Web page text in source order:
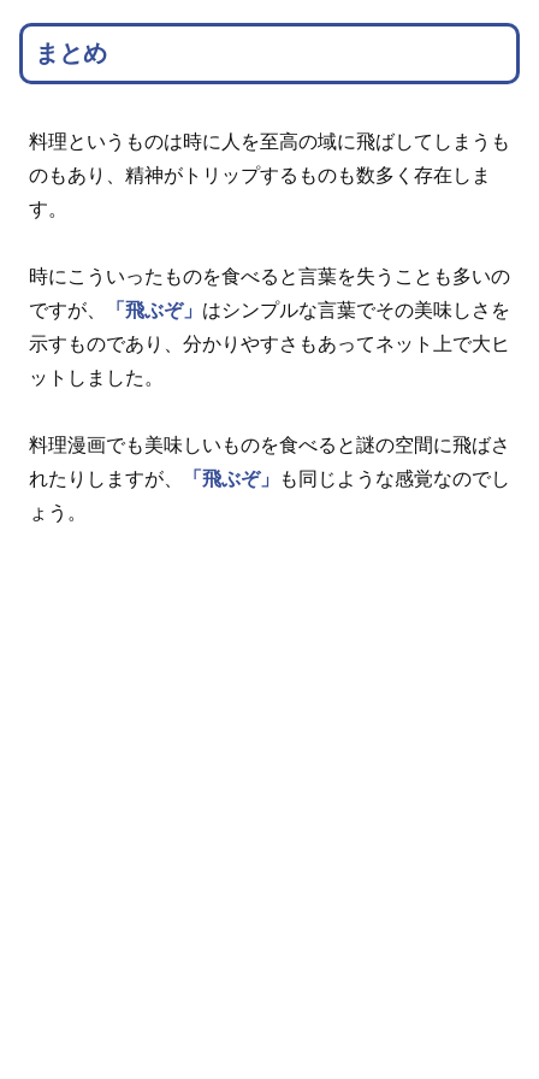
まとめ
料理というものは時に人を至高の域に飛ばしてしまうも
のもあり、精神がトリップするものも数多く存在しま
す。
時にこういったものを食べると言葉を失うことも多いの
ですが、
「飛ぶぞ」 はシンプルな言葉でその美味しさを
示すものであり、分かりやすさもあってネット上で大ヒ
ットしました。
料理漫画でも美味しいものを食べると謎の空間に飛ばさ
れたりしますが、
「飛ぶぞ」
も同じような感覚なのでし
ょう。